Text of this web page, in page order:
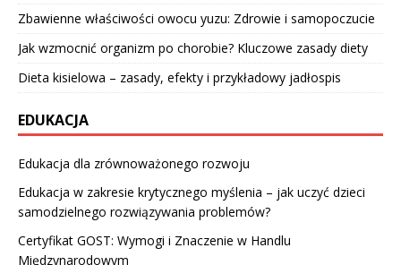
Zbawienne właściwości owocu yuzu: Zdrowie i samopoczucie
Jak wzmocnić organizm po chorobie? Kluczowe zasady diety
Dieta kisielowa – zasady, efekty i przykładowy jadłospis
EDUKACJA
Edukacja dla zrównoważonego rozwoju
Edukacja w zakresie krytycznego myślenia – jak uczyć dzieci
samodzielnego rozwiązywania problemów?
Certyfikat GOST: Wymogi i Znaczenie w Handlu
Międzynarodowym